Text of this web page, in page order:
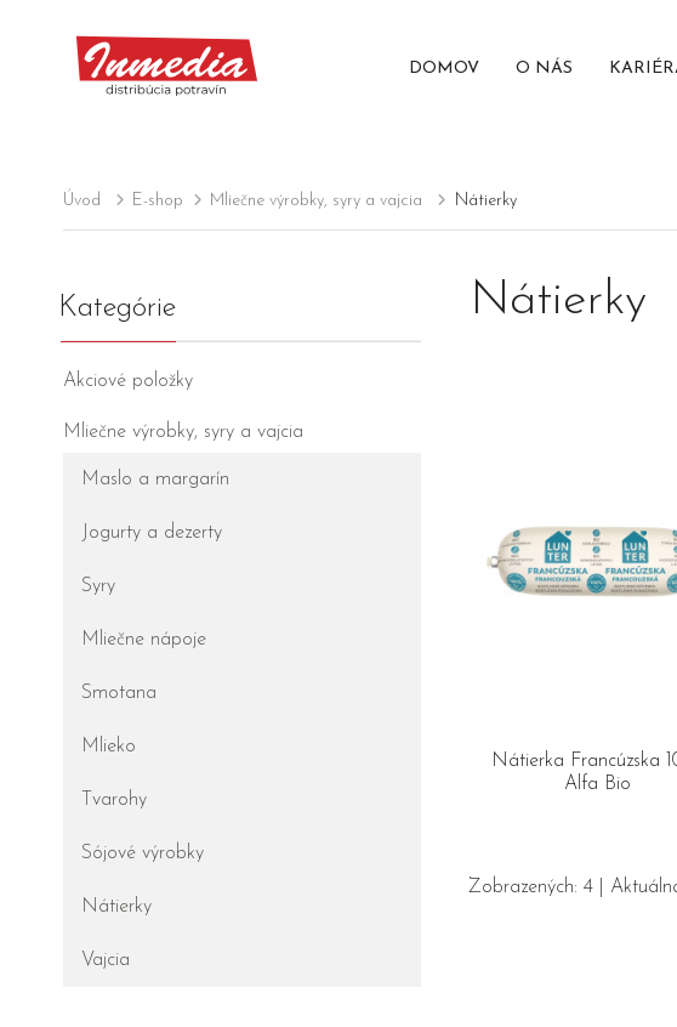
DOMOV O NÁS
Úvod E-shop Mliečne výrobky, syry a vajcia Nátierky
Kategórie
Akciové položky
Mliečne výrobky, syry a vajcia
Maslo a margarín
Jogurty a dezerty
Syry
Mliečne nápoje
Smotana
Mlieko
Tvarohy
Sójové výrobky
Nátierky
Vajcia
Nátierky
Nátierka Francúzska
Alfa Bio
Zobrazených: 4 |